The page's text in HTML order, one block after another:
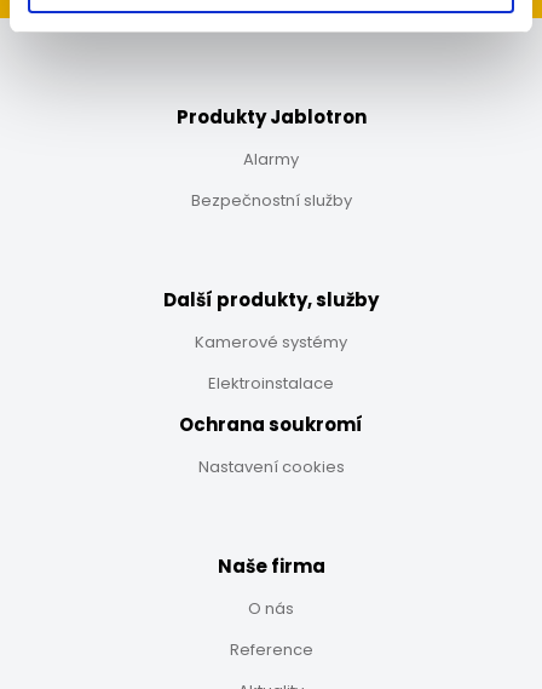
Produkty Jablotron
Alarmy
Bezpečnostní služby
Další produkty, služby
Kamerové systémy
Elektroinstalace
Ochrana soukromí
Nastavení cookies
Naše firma
O nás
Reference